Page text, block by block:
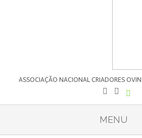
ASSOCIAÇÃO NACIONAL CRIADORES
MENU